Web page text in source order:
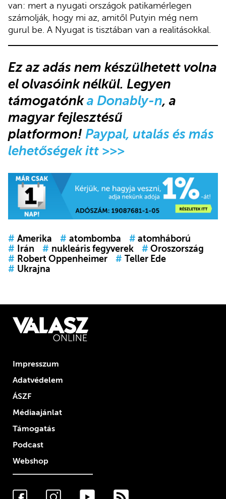
van: mert a nyugati országok patikamérlegen
számolják, hogy mi az, amitől Putyin még nem
gurul be. A Nyugat is tisztában van a realitásokkal.
Ez az adás nem készülhetett volna
el olvasóink nélkül. Legyen
támogatónka Donably-n, a
magyar fejlesztésű
platformon! Paypal, utalás és más
lehetőségek itt >>>
# Amerika # atombomba # atomháború
#
Irán # nukleáris fegyverek # Oroszország
# Robert Oppenheimer # Teller Ede
# Ukrajna
Impresszum
Adatvédelem
ÁSZF
Médiaajánlat
Támogatás
Podcast
Webshop